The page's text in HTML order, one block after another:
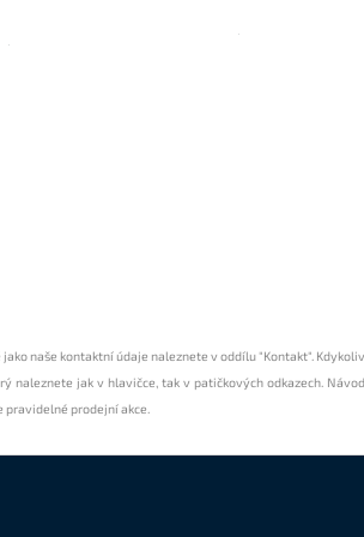
jako naše kontaktní údaje naleznete v oddílu"Kontakt" .
naleznete jak v hlavičce, tak v patičkových odkazech.
pravidelné prodejníakce